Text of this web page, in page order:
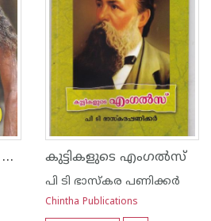
ഭാരതപ്പുഴയോരത്തെ ഭഗവതിമാര്‍ കുട്ടികളുടെ എംഗല്‍സ്
പി ടി ഭാസ്കര പണിക്കര്‍
Chintha Publications